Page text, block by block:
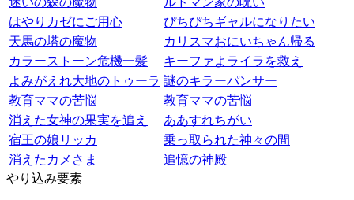
はやりカゼにご用心
ぴちぴちギャルになりたい
天馬の塔の魔物
カリスマおにいちゃん帰る
カラーストーン危機一髪
キーファよライラを救え
よみがえれ大地のトゥーラ 謎のキラーパンサー
教育ママの苦悩
教育ママの苦悩
消えた女神の果実を追え
ああすれちがい
宿王の娘リッカ
乗っ取られた神々の間
消えたカメさま
追憶の神殿
やり込み要素